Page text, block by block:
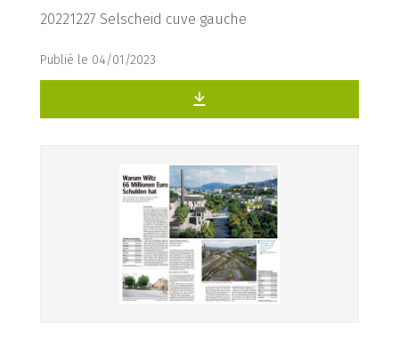
20221227 Selscheid cuve gauche
Publié le 04/01/2023